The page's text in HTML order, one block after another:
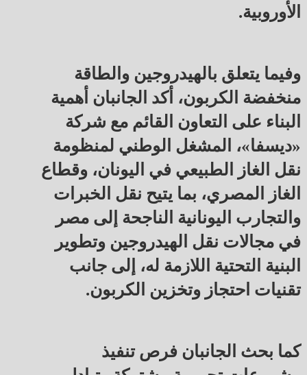
الأوروبية.
وفيما يتعلق بالهيدروجين والطاقة
منخفضة الكربون، أكد الجانبان أهمية
البناء على التعاون القائم مع شركة
«ديسفا»، المشغل الوطني لمنظومة
نقل الغاز الطبيعي في اليونان، وقطاع
الغاز المصري، بما يتيح نقل الخبرات
والتجارب اليونانية الناجحة إلى مصر
في مجالات نقل الهيدروجين وتطوير
البنية التحتية اللازمة له، إلى جانب
تقنيات احتجاز وتخزين الكربون.
كما بحث الجانبان فرص تنفيذ